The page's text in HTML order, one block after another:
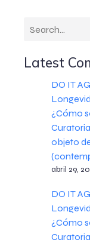
Latest
DO IT
¿Cómo
objeto
abril 29,
DO IT
¿Cómo